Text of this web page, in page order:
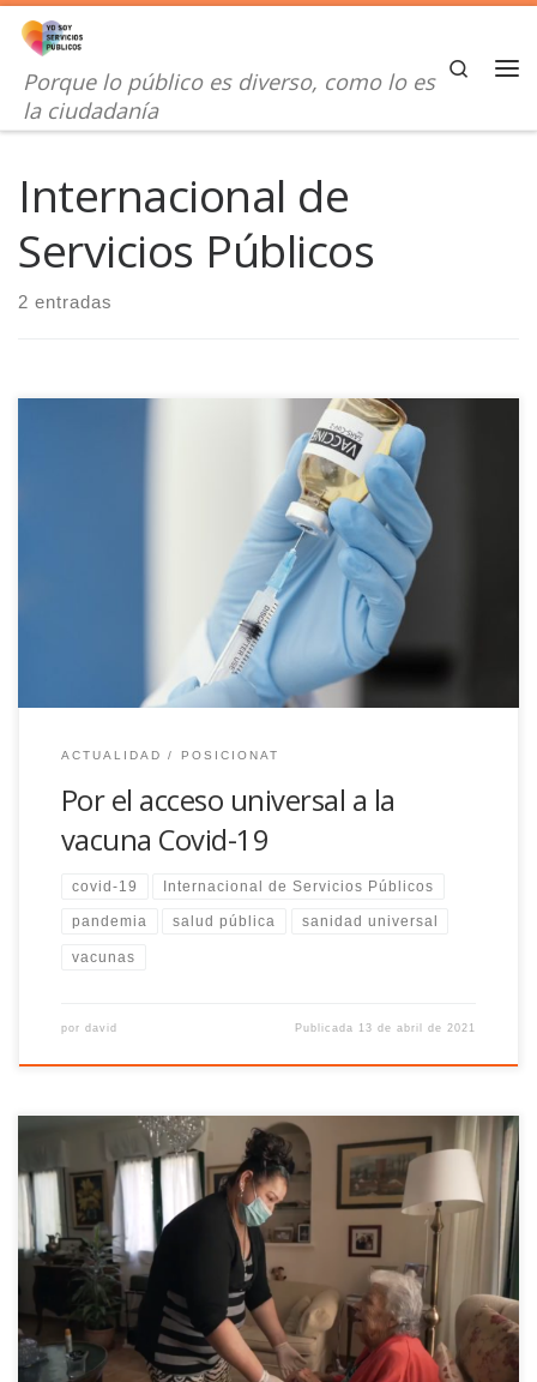
Saltar al contenido
Porque lo público es diverso, como lo es
la ciudadanía
Search
Internacional de
Servicios Públicos
2 entradas
Es necesario un acceso igualitario a las medidas que salvan
vidas en todas partes si queremos acabar con la pandemia
ACTUALIDAD POSICIONAT
Por el acceso universal a la
vacuna Covid-19
covid-19 Internacional de Servicios Públicos
pandemia salud pública sanidad universal
vacunas
por david Publicada 13 de abril de 2021
Partimos del dato de que las mujeres se hacen cargo del 75%
del trabajo no remunerado, es decir, el cuidado de menores,
mayores, personas dependientes y las tareas del hogar